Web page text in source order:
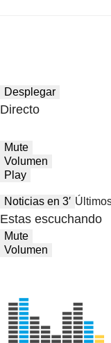
Desplegar
Directo
Mute
Volumen
Play
Noticias en 3′
Estas escuchando
Mute
Volumen